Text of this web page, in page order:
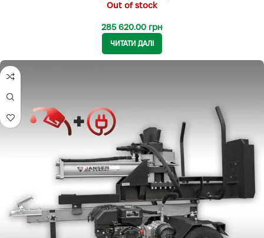
Out of stock
285 620.00 грн
ЧИТАТИ ДАЛІ